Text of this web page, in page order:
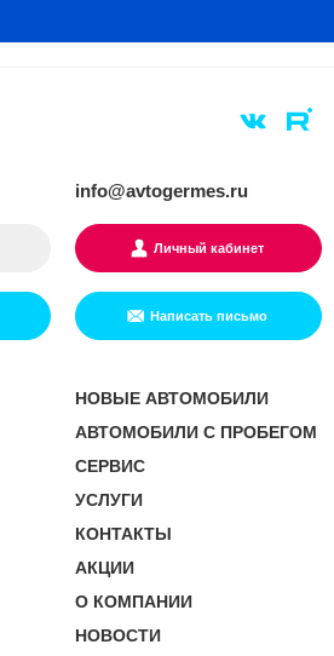
info@avtogermes.ru
Личный кабинет
Написать письмо
НОВЫЕ АВТОМОБИЛИ
АВТОМОБИЛИ С ПРОБЕГОМ
СЕРВИС
УСЛУГИ
КОНТАКТЫ
АКЦИИ
О КОМПАНИИ
НОВОСТИ